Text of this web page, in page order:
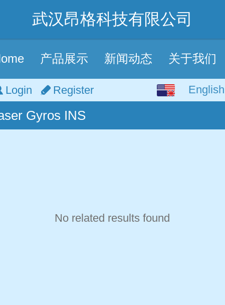
武汉昂格科技有限公司
产品展示 新闻动态 关于我们
Login Register English
English
Gyros INS
No related results found